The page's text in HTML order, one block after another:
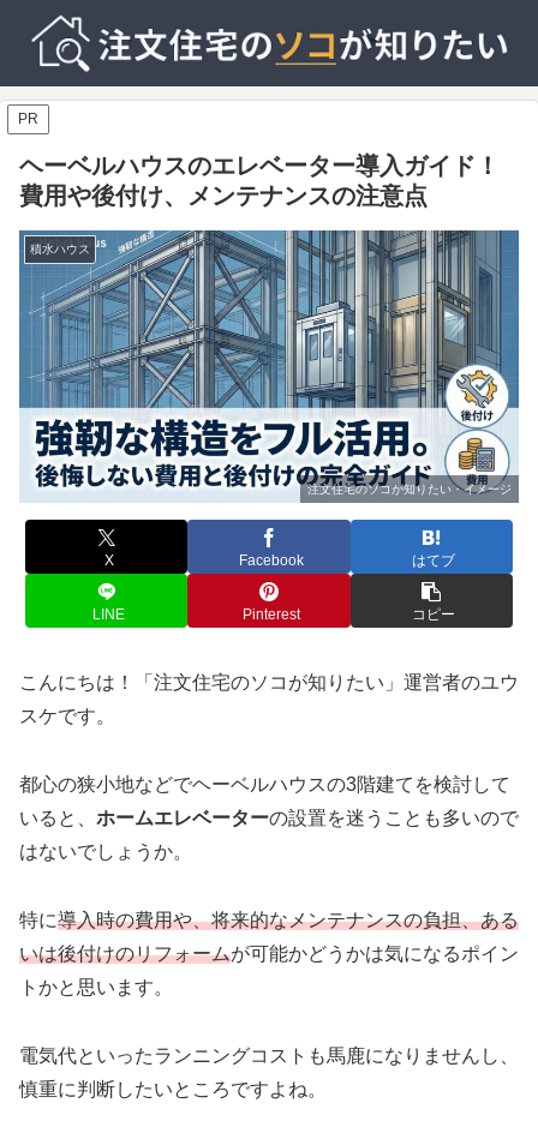
PR
ヘーベルハウスのエレベーター導入ガイド！
費用や後付け、メンテナンスの注意点
積水ハウス
注文住宅のソコが知りたい・イメージ
X Facebook はてブ
LINE Pinterest コピー
こんにちは！「注文住宅のソコが知りたい」運営者のユウ
スケです。
都心の狭小地などでヘーベルハウスの3階建てを検討して
いると、 ホームエレベーターの設置を迷うことも多いので
はないでしょうか。
特に導入時の費用や、将来的なメンテナンスの負担、ある
いは後付けのリフォームが可能かどうかは気になるポイン
トかと思います。
電気代といったランニングコストも馬鹿になりませんし、
慎重に判断したいところですよね。